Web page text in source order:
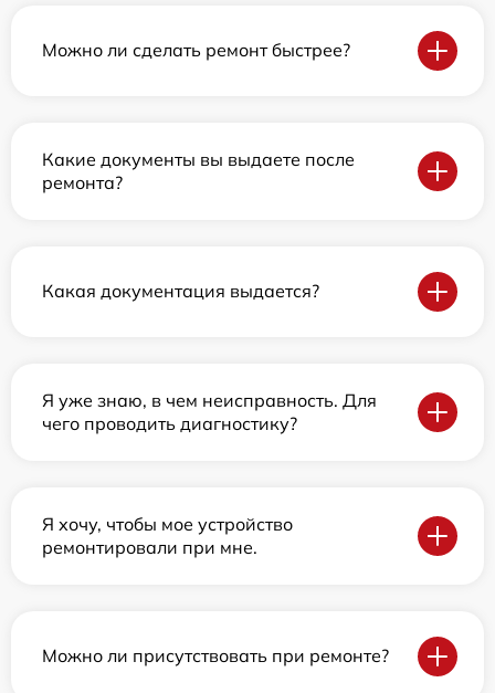
Можно ли сделать ремонт быстрее?
Какие документы вы выдаете после
ремонта?
Какая документация выдается?
Я уже знаю, в чем неисправность. Для
чего проводить диагностику?
Я хочу, чтобы мое устройство
ремонтировали при мне.
Можно ли присутствовать при ремонте?